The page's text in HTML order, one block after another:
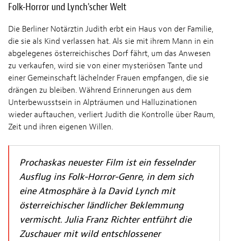
Folk-Horror und Lynch'scher Welt
Die Berliner Notärztin Judith erbt ein Haus von der Familie,
die sie als Kind verlassen hat. Als sie mit ihrem Mann in ein
abgelegenes österreichisches Dorf fährt, um das Anwesen
zu verkaufen, wird sie von einer mysteriösen Tante und
einer Gemeinschaft lächelnder Frauen empfangen, die sie
drängen zu bleiben. Während Erinnerungen aus dem
Unterbewusstsein in Alpträumen und Halluzinationen
wieder auftauchen, verliert Judith die Kontrolle über Raum,
Zeit und ihren eigenen Willen.
Prochaskas neuester Film ist ein fesselnder
Ausflug ins Folk-Horror-Genre, in dem sich
eine Atmosphäre à la David Lynch mit
österreichischer ländlicher Beklemmung
vermischt. Julia Franz Richter entführt die
Zuschauer mit wild entschlossener